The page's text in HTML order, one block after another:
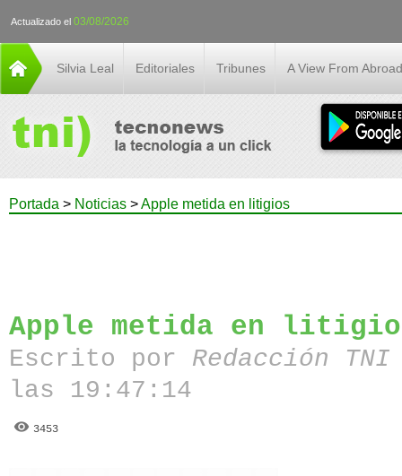
Actualizado el 03/08/2026
Silvia Leal Editoriales Tribunes A View From Abroad
Portada > Noticias >Apple metida en litigios
Apple metida en
Escrito por Redacción
las 19:47:14
3453